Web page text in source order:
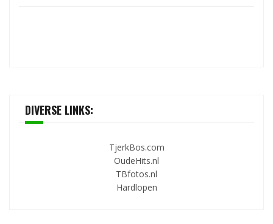
DIVERSE LINKS:
TjerkBos.com
OudeHits.nl
TBfotos.nl
Hardlopen